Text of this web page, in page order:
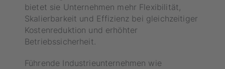
bietet sie Unternehmen mehr Flexibilität,
Skalierbarkeit und Effizienz bei gleichzeitiger
Kostenreduktion und erhöhter
Betriebssicherheit.
Führende Industrieunternehmen wie